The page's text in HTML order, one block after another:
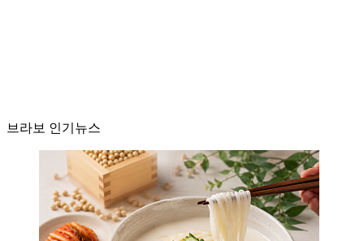
브라보 인기뉴스